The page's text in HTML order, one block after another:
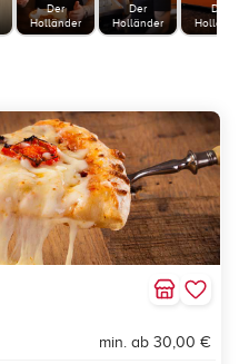
Der
Holländer
Der
Holländer
Der
min. ab 30,00 €